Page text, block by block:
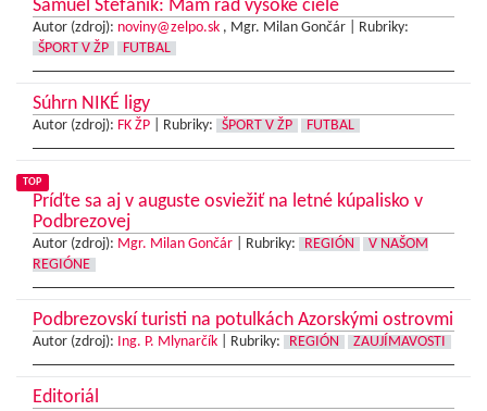
Samuel Štefánik: Mám rád vysoké ciele
Autor (zdroj): noviny@zelpo.sk , Mgr. Milan Gončár |
Rubriky:
ŠPORT V ŽP
FUTBAL
Súhrn NIKÉ ligy
Autor (zdroj): FK ŽP Rubriky: ŠPORT V ŽP FUTBAL
TOP
Príďte sa aj v auguste osviežiť na letné kúpalisko v
Podbrezovej
Autor (zdroj): Mgr. Milan Gončár Rubriky: REGIÓN
V NAŠOM
REGIÓNE
Podbrezovskí turisti na potulkách Azorskými ostrovmi
Autor (zdroj): Ing. P. Mlynarčík Rubriky: REGIÓN ZAUJÍMAVOSTI
Editoriál